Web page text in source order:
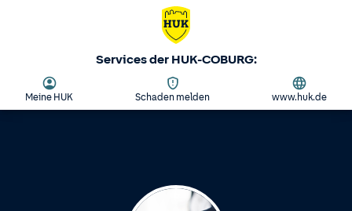
Services der HUK-COBURG:
Meine HUK Schaden melden www.huk.de